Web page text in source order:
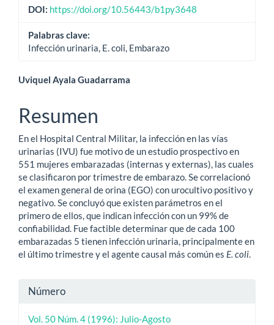
artículo
DOI: https://doi.org/10.56443/b1py3648
Palabras clave:
Infección urinaria, E. coli, Embarazo
Contenido
principal
del
artículo
Uviquel Ayala Guadarrama
Resumen
En el Hospital Central Militar, la infección en las vías
urinarias (IVU) fue motivo de un estudio prospectivo en
551 mujeres embarazadas (internas y externas), las cuales
se clasificaron por trimestre de embarazo. Se correlacionó
el examen general de orina (EGO) con urocultivo positivo y
negativo. Se concluyó que existen parámetros en el
primero de ellos, que indican infección con un 99% de
confiabilidad. Fue factible determinar que de cada 100
embarazadas 5 tienen infección urinaria, principalmente en
el último trimestre y el agente causal más común es E. coli.
Detalles
del
Número
Vol. 50 Núm. 4 (1996): Julio-Agosto